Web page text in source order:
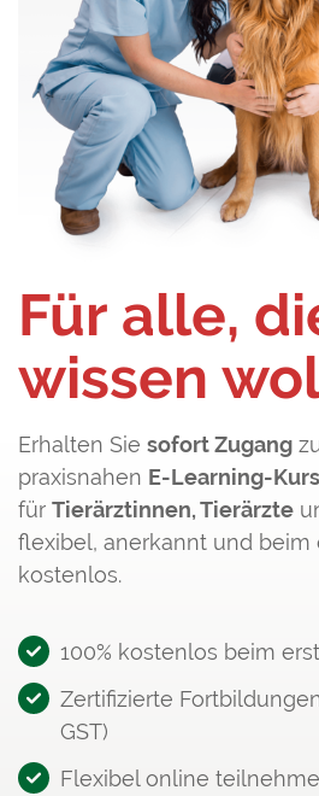
Für alle,
wissen
Erhalten Sie sofort Zugang
praxisnahen E-Learning-
für Tierärztinnen, Tierärzte
flexibel, anerkannt und beim
kostenlos.
100% kostenlos beim
Zertifizierte Fortbildungen
GST)
Flexibel online